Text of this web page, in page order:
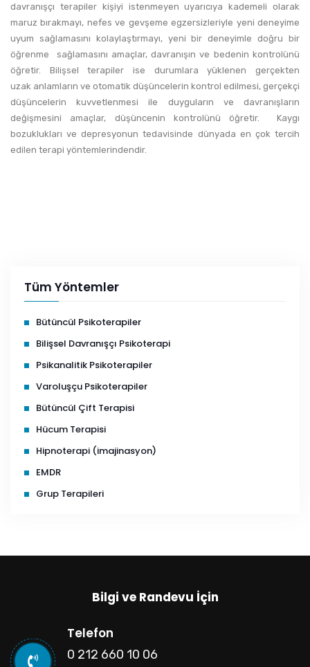
davranışçı terapiler kişiyi istenmeyen uyarıcıya kademeli olarak
maruz bırakmayı, nefes ve gevşeme egzersizleriyle yeni deneyime
uyum sağlamasını kolaylaştırmayı, yeni bir deneyimle doğru bir
öğrenme sağlamasını amaçlar, davranışın ve bedenin kontrolünü
öğretir. Bilişsel terapiler ise durumlara yüklenen gerçekten
uzak anlamların ve otomatik düşüncelerin kontrol edilmesi, gerçekçi
düşüncelerin kuvvetlenmesi ile duyguların ve davranışların
değişmesini amaçlar, düşüncenin kontrolünü öğretir. Kaygı
bozuklukları ve depresyonun tedavisinde dünyada en çok tercih
edilen terapi yöntemlerindendir.
Tüm Yöntemler
Bütüncül Psikoterapiler
Bilişsel Davranışçı Psikoterapi
Psikanalitik Psikoterapiler
Varoluşçu Psikoterapiler
Bütüncül Çift Terapisi
Hücum Terapisi
Hipnoterapi (imajinasyon)
EMDR
Grup Terapileri
Bilgi ve Randevu İçin
Telefon
0 212 660 10 06